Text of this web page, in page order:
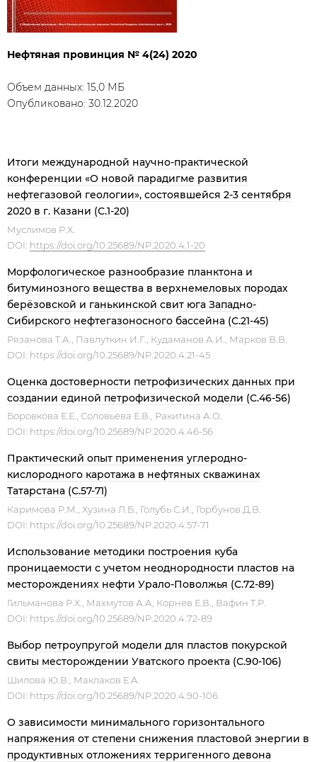
Нефтяная провинция № 4(24) 2020
Объем данных: 15,0 МБ
Опубликовано: 30.12.2020
Итоги международной научно-практической
конференции «О новой парадигме развития
нефтегазовой геологии», состоявшейся 2-3 сентября
2020 в г. Казани (С.1-20)
Муслимов Р.Х.
DOI: https://doi.org/10.25689/NP.2020.4.1-20
Морфологическое разнообразие планктона и
битуминозного вещества в верхнемеловых породах
берёзовской и ганькинской свит юга Западно-
Сибирского нефтегазоносного бассейна (С.21-45)
Рязанова Т.А., Павлуткин И.Г., Кудаманов А.И., Марков В.В.
DOI: https://doi.org/10.25689/NP.2020.4.21-45
Оценка достоверности петрофизических данных при
создании единой петрофизической модели (С.46-56)
Боровкова Е.Е., Соловьёва Е.В., Ракитина А.О.
DOI: https://doi.org/10.25689/NP.2020.4.46-56
Практический опыт применения углеродно-
кислородного каротажа в нефтяных скважинах
Татарстана (С.57-71)
Каримова Р.М., Хузина Л.Б., Голубь С.И., Горбунов Д.В.
DOI: https://doi.org/10.25689/NP.2020.4.57-71
Использование методики построения куба
проницаемости с учетом неоднородности пластов на
месторождениях нефти Урало-Поволжья (С.72-89)
Гильманова Р.Х., Махмутов А.А, Корнев Е.В., Вафин Т.Р.
DOI: https://doi.org/10.25689/NP.2020.4.72-89
Выбор петроупругой модели для пластов покурской
свиты месторождении Уватского проекта (С.90-106)
Шилова Ю.В., Маклаков Е.А.
DOI: https://doi.org/10.25689/NP.2020.4.90-106
О зависимости минимального горизонтального
напряжения от степени снижения пластовой энергии в
продуктивных отложениях терригенного девона